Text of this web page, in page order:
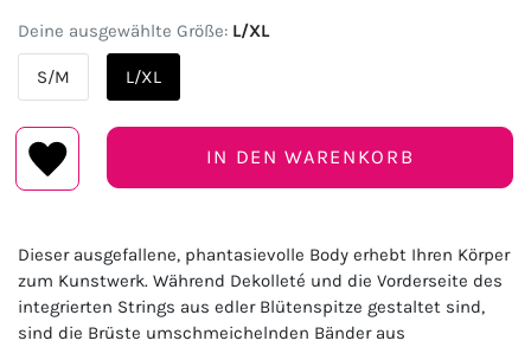
Deine ausgewählte Größe: L/XL
S/M L/XL
IN DEN WARENKORB
Dieser ausgefallene, phantasievolle Body erhebt Ihren Körper
zum Kunstwerk. Während Dekolleté und die Vorderseite des
integrierten Strings aus edler Blütenspitze gestaltet sind,
sind die Brüste umschmeichelnden Bänder aus